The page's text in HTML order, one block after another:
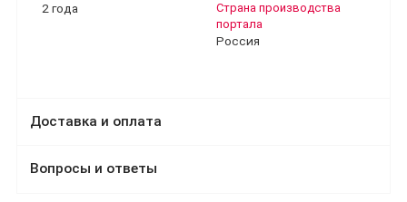
2 года
Страна производства
портала
Россия
Доставка и оплата
Вопросы и ответы